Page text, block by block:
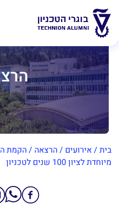
בית /אירועים /הרצאה /הקמת
מיוחדת לציון 100 שנים לטכניון